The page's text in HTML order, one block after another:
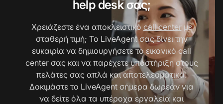
help desk σας;
Χρειάζεστε ένα αποκλειστικό call centerμε
σταθερή τιμή; Το LiveAgent σας δίνει την
ευκαιρία να δημιουργήσετε το εικονικό call
center σας και να παρέχετε υποστήριξη στους
πελάτες σας απλά και αποτελεσματικά.
Δοκιμάστε το LiveAgent σήμερα δωρεάν για
να δείτε όλα τα υπέροχα εργαλεία και